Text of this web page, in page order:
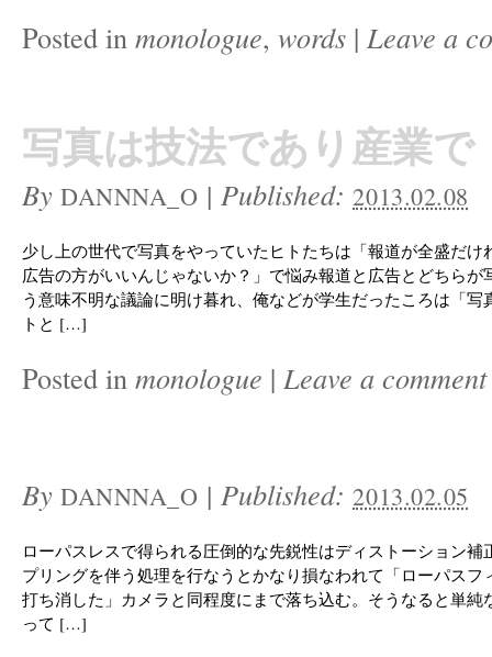
Posted in monologue, words | Leave a
写真は技法であり産業で
By DANNNA_O |Published:2013.02.08
少し上の世代で写真をやっていたヒトたちは「報道が全盛だけ
広告の方がいいんじゃないか？」で悩み報道と広告とどちらが
う意味不明な議論に明け暮れ、俺などが学生だったころは「写
トと […]
Posted in monologue | Leave a comment
By DANNNA_O |Published:2013.02.05
ローパスレスで得られる圧倒的な先鋭性はディストーション補
プリングを伴う処理を行なうとかなり損なわれて「ローパスフ
打ち消した」カメラと同程度にまで落ち込む。そうなると単純
って […]